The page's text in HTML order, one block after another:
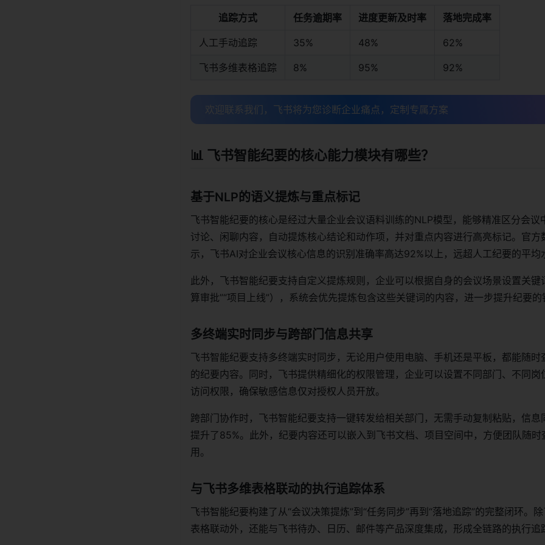
追踪方式 任务逾期率 进度更新及时率 落地完成率
人工手动追踪 35% 48% 62%
飞书多维表格追踪 8% 95% 92%
欢迎联系我们，飞书将为您诊断企业痛点，定制专属方案
📊 飞书智能纪要的核心能力模块有哪些？
基于NLP的语义提炼与重点标记
飞书智能纪要的核心是经过大量企业会议语料训练的NLP模型，能够精准区分会议
讨论、闲聊内容，自动提炼核心结论和动作项，并对重点内容进行高亮标记。官方
示，飞书AI对企业会议核心信息的识别准确率高达92%以上，远超人工纪要的平均
此外，飞书智能纪要支持自定义提炼规则，企业可以根据自身的会议场景设置关键
算审批”“项目上线”），系统会优先提炼包含这些关键词的内容，进一步提升纪要的
多终端实时同步与跨部门信息共享
飞书智能纪要支持多终端实时同步，无论用户使用电脑、手机还是平板，都能随时
的纪要内容。同时，飞书提供精细化的权限管理，企业可以设置不同部门、不同岗
访问权限，确保敏感信息仅对授权人员开放。
跨部门协作时，飞书智能纪要支持一键转发给相关部门，无需手动复制粘贴，信息
提升了85%。此外，纪要内容还可以嵌入到飞书文档、项目空间中，方便团队随时
用。
与飞书多维表格联动的执行追踪体系
飞书智能纪要构建了从“会议决策提炼”到“任务同步”再到“落地追踪”的完整闭环。
表格联动外，还能与飞书待办、日历、邮件等产品深度集成，形成全链路的执行追